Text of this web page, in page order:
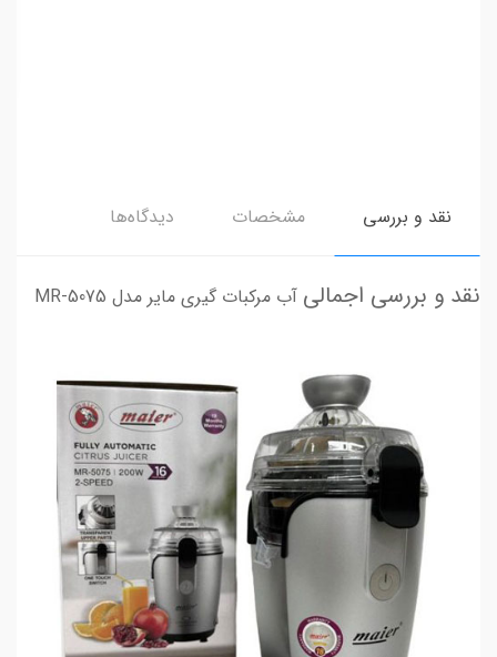
نقد و بررسی مشخصات دیدگاه‌ها
نقد و بررسی اجمالی آب مرکبات گیری مایر مدل MR-5075